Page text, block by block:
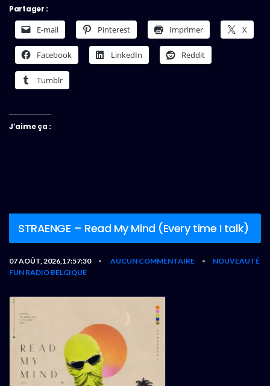
Partager :
E-mail Pinterest Imprimer X
Facebook LinkedIn Reddit
Tumblr
J’aime ça :
STRAENGE – Read My Mind (Every time I talk)
07 AOÛT, 2026,17:57:30 • AUCUN COMMENTAIRE •
NOUVEAUTÉ
FUN RADIO BELGIQUE